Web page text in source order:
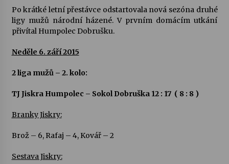
30. 7. 2026
Veselí muzikanti
28. 7. 2026
Jenakaši
Po krátké letní přestávce odstartovala nová sezóna druhé
ligy mužů národní házené. V prvním domácím utkání
přivítal Humpolec Dobrušku.
Neděle 6. září 2015
2 liga mužů – 2. kolo:
TJ Jiskra Humpolec – Sokol Dobruška 12 : 17 ( 8 : 8 )
Branky Jiskry:
Brož – 6, Rafaj – 4, Kovář – 2
Sestava Jiskry: